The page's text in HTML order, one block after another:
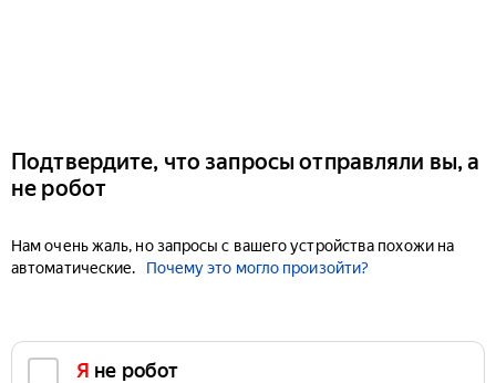
Подтвердите, что запросы отправляли вы, а
не робот
Нам очень жаль, но запросы с вашего устройства похожи на
автоматические.
Почему это могло произойти?
Я не робот